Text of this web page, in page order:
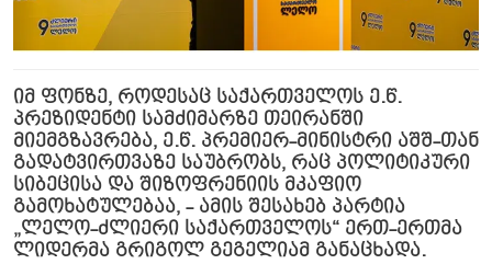
იმ ფონზე, როდესაც საქართველოს ე.წ.
პრეზიდენტი სამძიმარზე თეირანში
მიემგზავრება, ე.წ. პრემიერ-მინისტრი აშშ-თან
გადატვირთვაზე საუბრობს, რაც პოლიტიკური
სიბეცისა და შიზოფრენიის მკაფიო
გამოხატულებაა, - ამის შესახებ პარტია
„ლელო-ძლიერი საქართველოს“ ერთ-ერთმა
ლიდერმა გრიგოლ გეგელიამ განაცხადა.